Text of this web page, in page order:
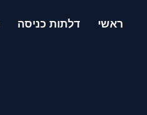
ראשי דלתות כניסה